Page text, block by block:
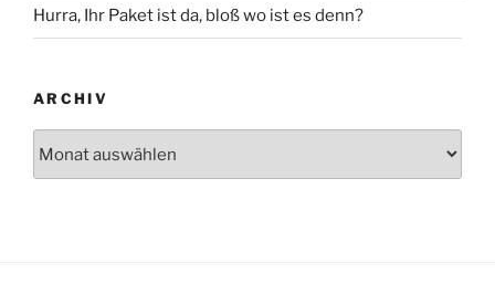
Hurra, Ihr Paket ist da, bloß wo ist es denn?
ARCHIV